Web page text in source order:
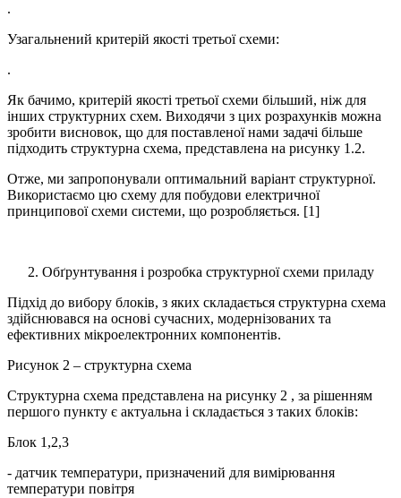
.
Узагальнений критерій якості третьої схеми:
.
Як бачимо, критерій якості третьої схеми більший, ніж для
інших структурних схем. Виходячи з цих розрахунків можна
зробити висновок, що для поставленої нами задачі більше
підходить структурна схема, представлена на рисунку 1.2.
Отже, ми запропонували оптимальний варіант структурної.
Використаємо цю схему для побудови електричної
принципової схеми системи, що розробляється. [1]
2. Обґрунтування і розробка структурної схеми приладу
Підхід до вибору блоків, з яких складається структурна схема
здійснювався на основі сучасних, модернізованих та
ефективних мікроелектронних компонентів.
Рисунок 2 – структурна схема
Структурна схема представлена на рисунку 2 , за рішенням
першого пункту є актуальна і складається з таких блоків:
Блок 1,2,3
- датчик температури, призначений для вимірювання
температури повітря